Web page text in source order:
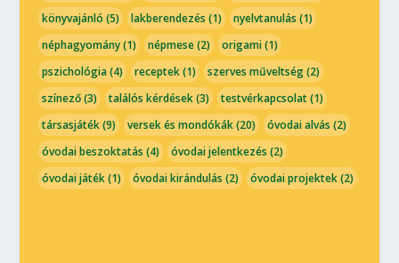
könyvajánló (5) lakberendezés (1) nyelvtanulás (1)
néphagyomány(1) népmese(2) origami(1)
pszichológia(4) receptek(1) szerves műveltség(2)
színező(3) találós kérdések(3) testvérkapcsolat(1)
társasjáték(9) versek és mondókák(20) óvodai alvás (2)
óvodai beszoktatás (4) óvodai jelentkezés (2)
óvodai játék(1) óvodai kirándulás (2) óvodai projektek(2)